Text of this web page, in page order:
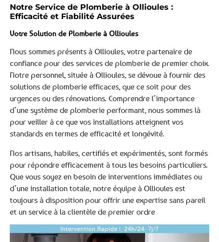
Notre Service de Plomberie à Ollioules :
Efficacité et Fiabilité Assurées
Votre Solution de Plomberie à Ollioules
Nous sommes présents à Ollioules, votre partenaire de
confiance pour des services de plomberie de premier choix.
Notre personnel, située à Ollioules, se dévoue à fournir des
solutions de plomberie efficaces, que ce soit pour des
urgences ou des rénovations. Comprendre l’importance
d’une système de plomberie performant, nous sommes là
pour veiller à ce que vos installations atteignent vos
standards en termes de efficacité et longévité.
Nos artisans, habiles, certifiés et expérimentés, sont formés
pour répondre efficacement à tous les besoins particuliers.
Que vous soyez en besoin de interventions immédiates ou
d’une installation totale, notre équipe à Ollioules est
toujours à disposition pour offrir une expertise sans pareil
et un service à la clientèle de premier ordre